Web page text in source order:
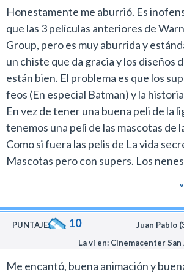
la diferencia que esta cuenta con un
decente. En la versión en inglés se
especialmente las interpretaciones
(Krypto), Kevin Hart (Ace) y Keanu
Batman.
La Liga de super mascotas cuenta
post-créditos. La segunda, que
perderá la gran mayoría del público,
juega con un personaje de DC que
los cines.
Reitero, de todas las ofertas para
conocieron en la temporada invernal
la más redonda y merece su
Honestamente me aburrió. Es
que las 3 películas anteriores de
Group, pero es muy aburrida y
un chiste que da gracia y los diseños
están bien. El problema es que los
feos (En especial Batman) y la
En vez de tener una buena peli de la
tenemos una peli de las mascotas de
Como si fuera las pelis de La vida
Mascotas pero con supers. Los
PUNTAJE: 10
Juan Pablo
La ví en: Cinemacenter San
Me encantó, buena animación y